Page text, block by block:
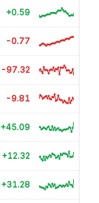
+0.59
-0.77
-97.32
-9.81
+45.09
+12.32
+31.28